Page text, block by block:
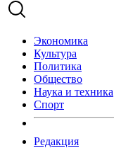
Экономика
Культура
Политика
Общество
Наука и техника
Спорт
Редакция